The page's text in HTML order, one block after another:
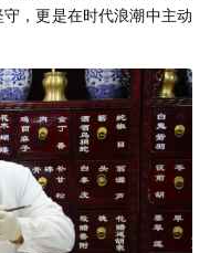
，更是在时代浪潮中主动